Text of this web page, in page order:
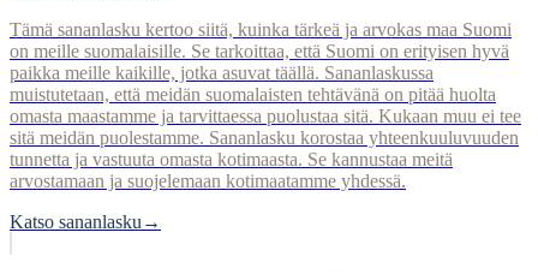
Tämä sananlasku kertoo siitä, kuinka tärkeä ja arvokas maa Suomi
on meille suomalaisille. Se tarkoittaa, että Suomi on erityisen hyvä
paikka meille kaikille, jotka asuvat täällä. Sananlaskussa
muistutetaan, että meidän suomalaisten tehtävänä on pitää huolta
omasta maastamme ja tarvittaessa puolustaa sitä. Kukaan muu ei tee
sitä meidän puolestamme. Sananlasku korostaa yhteenkuuluvuuden
tunnetta ja vastuuta omasta kotimaasta. Se kannustaa meitä
arvostamaan ja suojelemaan kotimaatamme yhdessä.
Katso sananlasku →